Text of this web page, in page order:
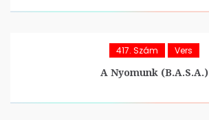
417. Szám Vers
A Nyomunk (B.A.S.A.)